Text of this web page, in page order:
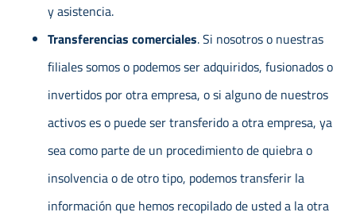
y asistencia.
Transferencias comerciales. Si nosotros o nuestras
filiales somos o podemos ser adquiridos, fusionados o
invertidos por otra empresa, o si alguno de nuestros
activos es o puede ser transferido a otra empresa, ya
sea como parte de un procedimiento de quiebra o
insolvencia o de otro tipo, podemos transferir la
información que hemos recopilado de usted a la otra